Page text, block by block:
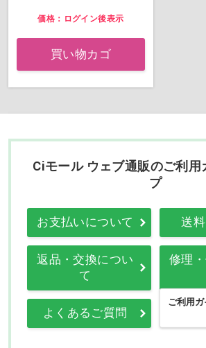
価格：ログイン後表示
買い物カゴ
Ciモール ウェブ通販のご利用
プ
お支払いについて 送
返品・交換につい
て
修理
よくあるご質問
ご利用